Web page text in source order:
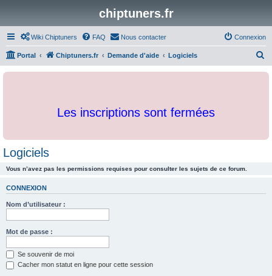
chiptuners.fr
Wiki Chiptuners FAQ Nous contacter Connexion
Portal Chiptuners.fr Demande d'aide Logiciels
c
Les inscriptions sont fermées
Logiciels
Vous n’avez pas les permissions requises pour consulter les sujets de ce forum.
CONNEXION
Nom d’utilisateur :
Mot de passe :
Se souvenir de moi
Cacher mon statut en ligne pour cette session